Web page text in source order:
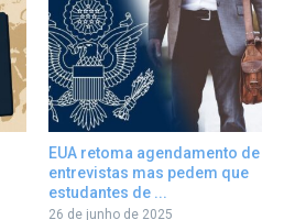
EUA retoma agendamento de
entrevistas mas pedem que
estudantes de ...
26 de junho de 2025